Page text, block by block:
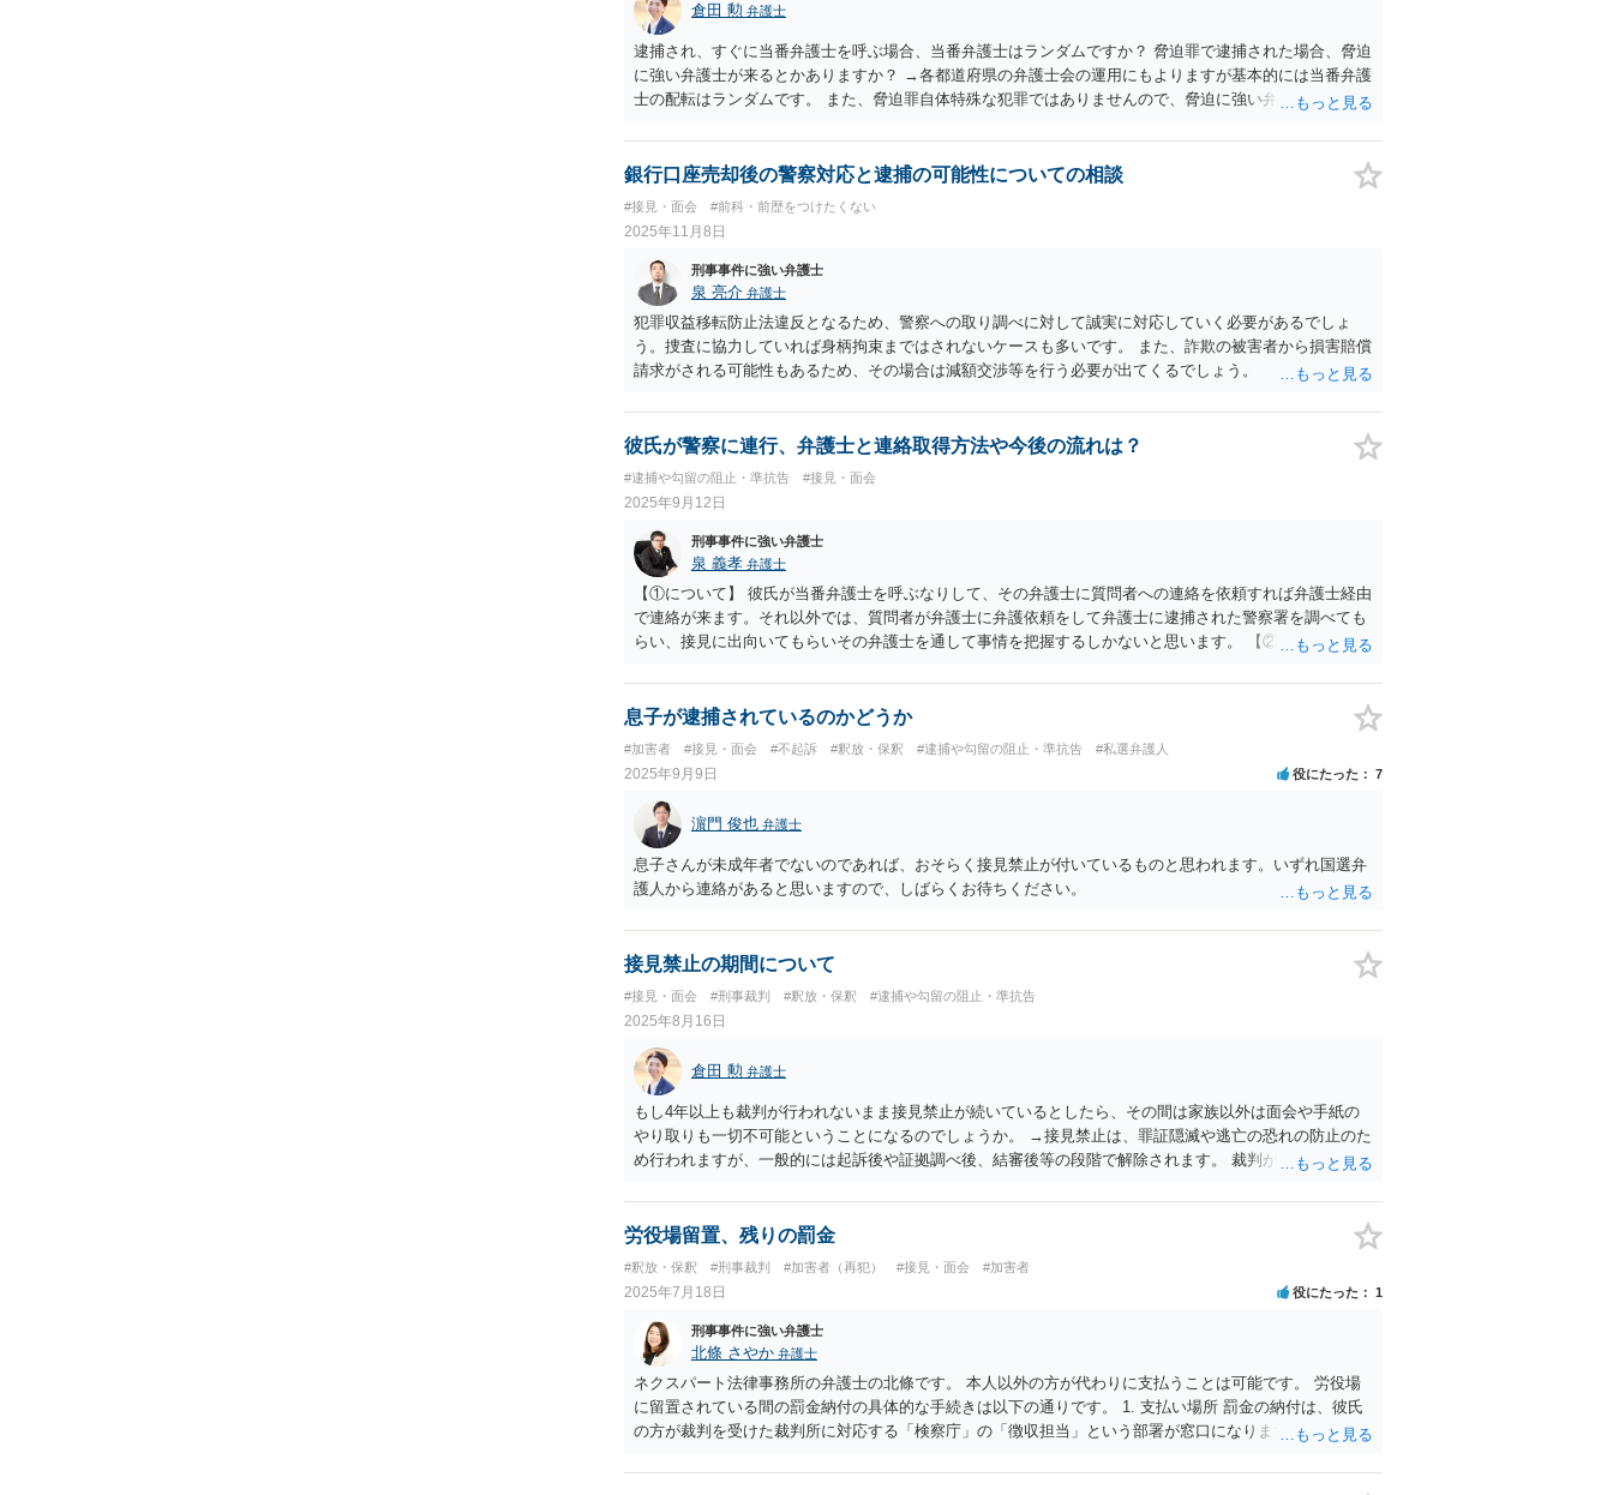
倉田 勲 弁護士
逮捕され、すぐに当番弁護士を呼ぶ場合、当番弁護士はランダムですか？ 脅迫罪で逮捕された場合、脅迫
に強い弁護士が来るとかありますか？ →各都道府県の弁護士会の運用にもよりますが基本的には当番弁護
士の配転はランダムです。 また、脅迫罪自体特殊な犯罪ではありませんので、脅迫に強い弁護士（そのよ
銀行口座売却後の警察対応と逮捕の可能性についての相談
#接見・面会 #前科・前歴をつけたくない
2025年11月8日
刑事事件に強い弁護士
泉 亮介 弁護士
犯罪収益移転防止法違反となるため、警察への取り調べに対して誠実に対応していく必要があるでしょ
う。捜査に協力していれば身柄拘束まではされないケースも多いです。 また、詐欺の被害者から損害賠償
請求がされる可能性もあるため、その場合は減額交渉等を行う必要が出てくるでしょう。
彼氏が警察に連行、弁護士と連絡取得方法や今後の流れは？
#逮捕や勾留の阻止・準抗告 #接見・面会
2025年9月12日
刑事事件に強い弁護士
泉 義孝 弁護士
【①について】 彼氏が当番弁護士を呼ぶなりして、その弁護士に質問者への連絡を依頼すれば弁護士経由
で連絡が来ます。それ以外では、質問者が弁護士に弁護依頼をして弁護士に逮捕された警察署を調べても
らい、接見に出向いてもらいその弁護士を通して事情を把握するしかないと思います。 【②について】
しますが、通常検察官は裁判官に勾留請求します。その後裁判官は本人に勾留質問をして逃亡の恐れ、証
拠隠滅の恐れがあるかどうかを判断します。裁判官の勾留質問の結果勾留請求を却下し釈放されることも
とが多いと言えます。逮捕から最大２３日間で起訴不起訴の処分が決まりますので、勾留決定となったら
早期に弁護士に弁護を依頼する必要があります。一定の条件を満たせば交流取り消しを求める準抗告（一
種の裁判）を弁護士（弁護人）が申し立てて裁判所が認めれば釈放されることがありますが、かなりハー
ドルは高いです。 釈放されて在宅事件になれば処分までの時間制限はなくなりますので、本人に有利な処
分を得やすくなります。 【③について】 駅での逮捕となると痴漢や盗撮などが考えられるますが、痴漢
盗撮の場合、通常は被害者や目撃者が本人とともに駅員室に出向き、駅員から警察に通報して警察官が臨
場して警察署に連行ですので、痴漢盗撮以外の可能性もあると思います。被疑事実を早期に把握すること
が早期解決につながりますので、早く弁護士に刑事弁護を依頼すべきと思います。 以上、回答になってい
るかどうか不明ですが、よろしくお願いいたします。
息子が逮捕されているのかどうか
#加害者 #接見・面会 #不起訴 #釈放・保釈 #逮捕や勾留の阻止・準抗告 #私選弁護人
2025年9月9日 役にたった 7
濵門 俊也 弁護士
息子さんが未成年者でないのであれば、おそらく接見禁止が付いているものと思われます。いずれ国選弁
護人から連絡があると思いますので、しばらくお待ちください。
接見禁止の期間について
#接見・面会 #刑事裁判 #釈放・保釈 #逮捕や勾留の阻止・準抗告
2025年8月16日
倉田 勲 弁護士
もし4年以上も裁判が行われないまま接見禁止が続いているとしたら、その間は家族以外は面会や手紙の
やり取りも一切不可能ということになるのでしょうか。 →接見禁止は、罪証隠滅や逃亡の恐れの防止のた
め行われますが、一般的には起訴後や証拠調べ後、結審後等の段階で解除されます。 裁判が行われていな
すら終わっていないというのは、正直考えにくいところです。
労役場留置、残りの罰金
#釈放・保釈 #刑事裁判 #加害者（再犯） #接見・面会 #加害者
2025年7月18日 役にたった 1
刑事事件に強い弁護士
北條 さやか 弁護士
ネクスパート法律事務所の弁護士の北條です。 本人以外の方が代わりに支払うことは可能です。 労役場
に留置されている間の罰金納付の具体的な手続きは以下の通りです。 1. 支払い場所 罰金の納付は、彼氏
の方が裁判を受けた裁判所に対応する「検察庁」の「徴収担当」という部署が窓口になります。 2. 支払
認することをお勧めします。電話で以下の内容を伝えると、必要な手続きや正確な残額を教えてもらえま